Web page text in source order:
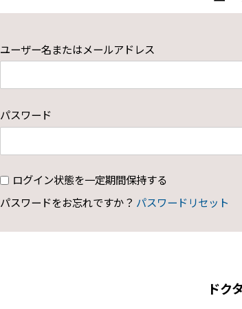
ユーザー名またはメールアドレス
パスワード
ログイン状態を一定期間保持する
パスワードをお忘れですか？ パスワードリセット
ドク